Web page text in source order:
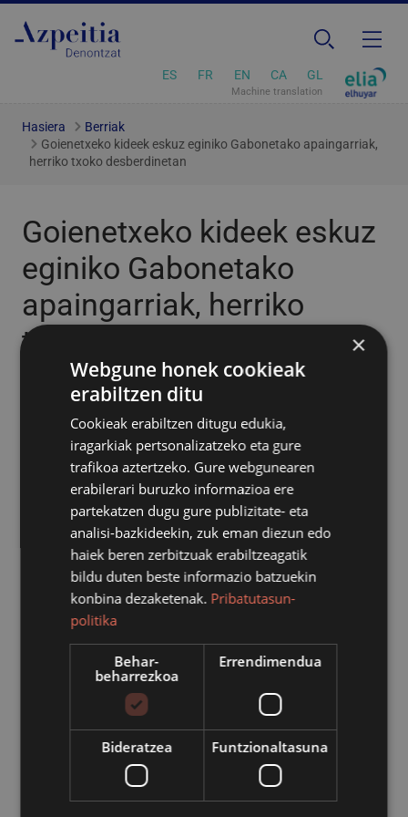
ES FR EN CA GL
Machine translation
Hasiera
Berriak
Goienetxeko kideek eskuz eginiko Gabonetako apaingarriak,
herriko txoko desberdinetan
Goienetxeko kideek eskuz
eginiko Gabonetako
apaingarriak, herriko
txoko desberdinetan
2021/12/14
Beste urte batez, Goienetxe Fundazioko kideek egindako
Gabonetako apaingarriekin atonduko dituzte herriko
eraikin publikoak eta Bertan Merkatari Elkarteko kide
diren dendak. Ohiturari jarraituz, kortxo, kafe kapsula,
×
Webgune honek cookieak
erabiltzen ditu
Cookieak erabiltzen ditugu edukia,
iragarkiak pertsonalizatzeko eta gure
trafikoa aztertzeko. Gure webgunearen
erabilerari buruzko informazioa ere
partekatzen dugu gure publizitate- eta
analisi-bazkideekin, zuk eman diezun edo
haiek beren zerbitzuak erabiltzeagatik
bildu duten beste informazio batzuekin
konbina dezaketenak. Pribatutasun-
politika
Behar-
beharrezkoa
Errendimendua
Bideratzea Funtzionaltasuna